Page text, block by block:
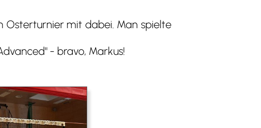
Osterturnier mit dabei. Man spielte
- bravo, Markus!